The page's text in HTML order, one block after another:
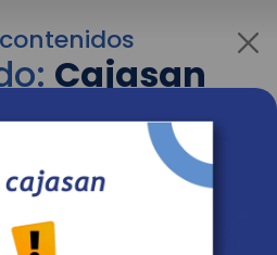
Cajasan
de tu interés más
el menú